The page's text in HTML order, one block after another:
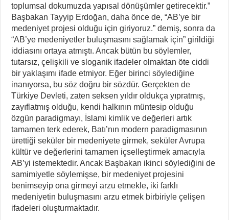
toplumsal dokumuzda yapısal dönüşümler getirecektir.”
Başbakan Tayyip Erdoğan, daha önce de, “AB’ye bir
medeniyet projesi olduğu için giriyoruz.” demiş, sonra da
“AB’ye medeniyetler buluşmasını sağlamak için” girildiği
iddiasını ortaya atmıştı. Ancak bütün bu söylemler,
tutarsız, çelişkili ve sloganik ifadeler olmaktan öte ciddi
bir yaklaşımı ifade etmiyor. Eğer birinci söylediğine
inanıyorsa, bu söz doğru bir sözdür. Gerçekten de
Türkiye Devleti, zaten seksen yıldır oldukça yıpratmış,
zayıflatmış olduğu, kendi halkının müntesip olduğu
özgün paradigmayı, İslami kimlik ve değerleri artık
tamamen terk ederek, Batı’nın modern paradigmasının
ürettiği seküler bir medeniyete girmek, seküler Avrupa
kültür ve değerlerini tamamen içselleştirmek amacıyla
AB’yi istemektedir. Ancak Başbakan ikinci söylediğini de
samimiyetle söylemişse, bir medeniyet projesini
benimseyip ona girmeyi arzu etmekle, iki farklı
medeniyetin buluşmasını arzu etmek birbiriyle çelişen
ifadeleri oluşturmaktadır.